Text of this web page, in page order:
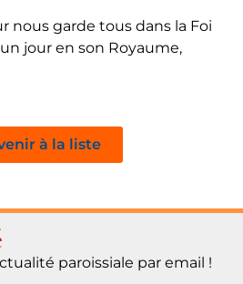
nous garde tous dans la Foi
jour en son Royaume,
à la liste
paroissiale par email !